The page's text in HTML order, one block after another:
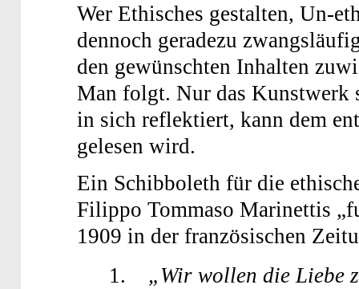
Wer Ethisches gestalten, Un-
dennoch geradezu
den gewünschten Inhalten
Man folgt. Nur das Kunstwerk
in sich reflektiert, kann dem
gelesen wird.
Ein Schibboleth für die
Filippo Tommaso Marinettis
1909 in der französischen
1. „Wir wollen die Liebe